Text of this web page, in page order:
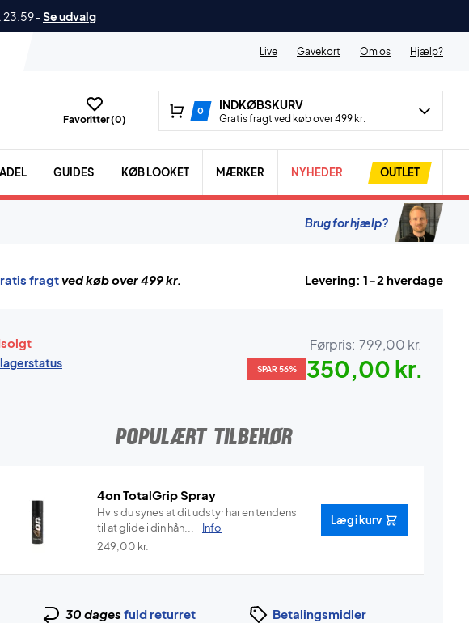
23:59-Se udvalg
Live Gavekort Om os Hjælp?
Favoritter (0)
0 INDKØBSKURV
Gratis fragt ved køb over 499 kr.
GUIDES KØB LOOKET MÆRKER NYHEDER OUTLET
Brug for hjælp?
fragtved køb over 499 kr. Levering: 1-2 hverdage
Førpris: 799,00 kr.
SPAR 56% 350,00 kr.
POPULÆRT TILBEHØR
4on TotalGrip Spray
Hvis du synes at dit udstyr har en tendens
til at glide i din hån...
Info
249,00 kr.
Læg i kurv
30 dages fuld returret Betalingsmidler